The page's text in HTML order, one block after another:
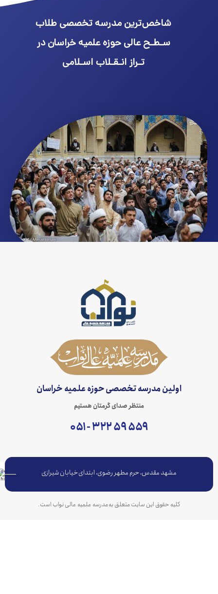
شاخص‌ترین مدرسه تخصصی طلاب
سـطـح عالی حوزه علمیه خراسان در
تـراز انـقـلاب اسـلامی
اولین مدرسه تخصصی حوزه علمیه خراسان
منتظر صدای گرمتان هستیم
مشهد مقدس، حرم مطهر رضوی، ابتدای خیابان شیرازی
کلیه حقوق این سایت متعلق به مدرسه علمیه عالی نواب است.